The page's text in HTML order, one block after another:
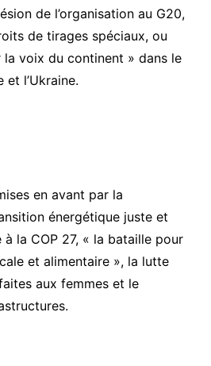
de l’organisation au G20,
de tirages spéciaux, ou
voix du continent » dans le
l’Ukraine.
en avant par la
énergétique juste et
la COP 27, « la bataille pour
et alimentaire », la lutte
aux femmes et le